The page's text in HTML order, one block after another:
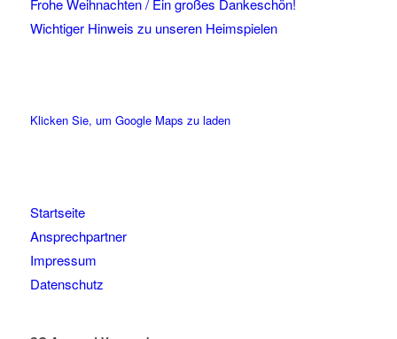
Frohe Weihnachten / Ein großes Dankeschön!
Wichtiger Hinweis zu unseren Heimspielen
Klicken Sie, um Google Maps zu laden
Startseite
Ansprechpartner
Impressum
Datenschutz